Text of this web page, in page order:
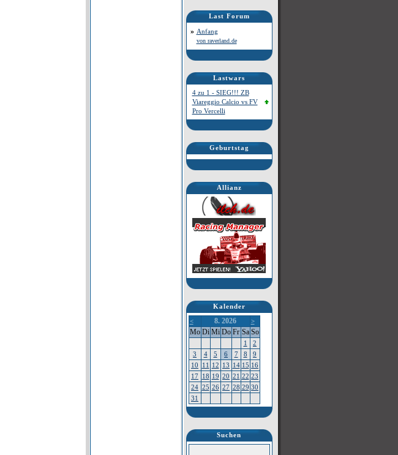
Last Forum
» Anfang
von raverland.de
Lastwars
4 zu 1 - SIEG!!! ZB
Viareggio Calcio vs FV
Pro Vercelli
Geburtstag
Allianz
Kalender
<
8. 2026 >
Mo Di Mi Do Fr Sa So
1
2
3
4 5 6 7 8
9
10
11 12 13 14 15 16
17 18 19 20 21 22 23
24 25 26 27 28 29 30
31
Suchen